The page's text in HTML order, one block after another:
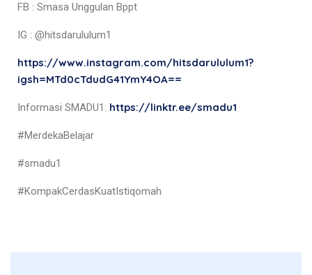
FB : Smasa Unggulan Bppt
IG : @hitsdarululum1
https://www.instagram.com/hitsdarululum1?
igsh=MTd0cTdudG41YmY4OA==
Informasi SMADU1: https://linktr.ee/smadu1
#MerdekaBelajar
#smadu1
#KompakCerdasKuatIstiqomah